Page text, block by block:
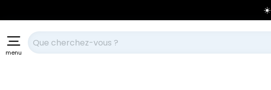
☀️
menu
Votre recherche